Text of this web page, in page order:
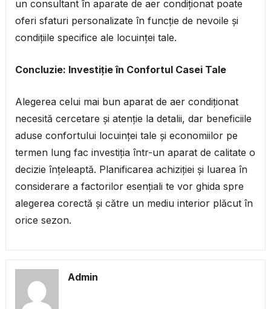
un consultant în aparate de aer condiționat poate
oferi sfaturi personalizate în funcție de nevoile și
condițiile specifice ale locuinței tale.
Concluzie: Investiție în Confortul Casei Tale
Alegerea celui mai bun aparat de aer condiționat
necesită cercetare și atenție la detalii, dar beneficiile
aduse confortului locuinței tale și economiilor pe
termen lung fac investiția într-un aparat de calitate o
decizie înțeleaptă. Planificarea achiziției și luarea în
considerare a factorilor esențiali te vor ghida spre
alegerea corectă și către un mediu interior plăcut în
orice sezon.
Admin